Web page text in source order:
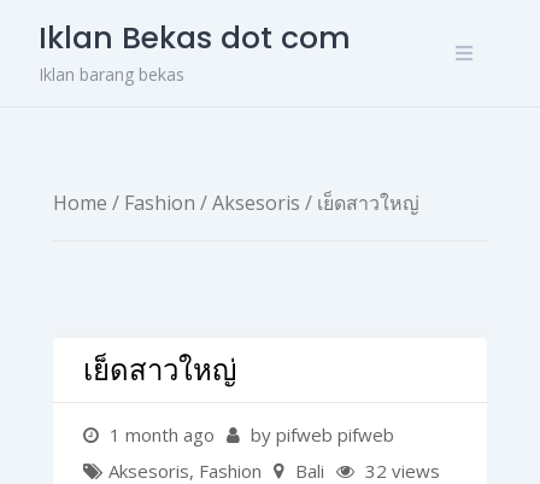
content
Iklan Bekas dot com
Iklan barang bekas
Home / Fashion /Aksesoris / เย็ดสาวใหญ่
เย็ดสาวใหญ่
1 month ago
by pifweb pifweb
Aksesoris, Fashion Bali 32 views